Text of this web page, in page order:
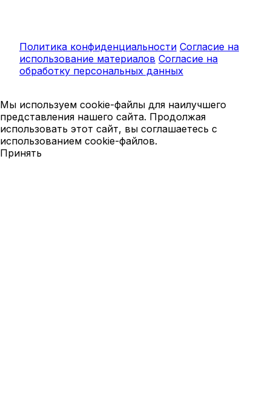
Политика конфиденциальности Согласие на
использование материалов Согласие на
обработку персональных данных
Мы используем cookie-файлы для наилучшего
представления нашего сайта. Продолжая
использовать этот сайт, вы соглашаетесь с
использованием cookie-файлов.
Принять